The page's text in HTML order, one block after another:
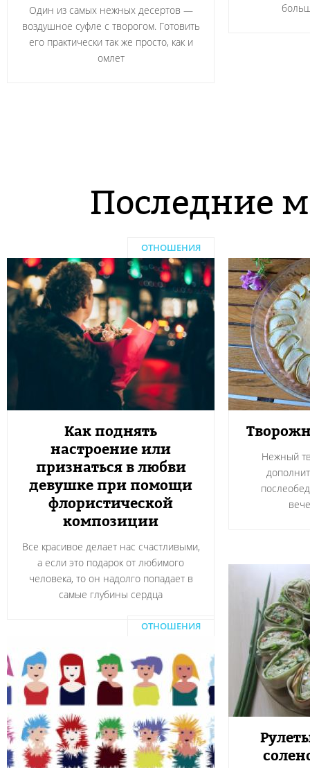
Один из самых нежных десертов —
воздушное суфле с творогом. Готовить
его практически так же просто, как и
омлет
Последние
ОТНОШЕНИЯ
Как поднять
настроение или
признаться в любви
девушке при помощи
флористической
композиции
Все красивое делает нас счастливыми,
а если это подарок от любимого
человека, то он надолго попадает в
самые глубины сердца
Нежный
ОТНОШЕНИЯ